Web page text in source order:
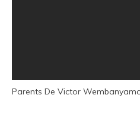
Parents De Victor